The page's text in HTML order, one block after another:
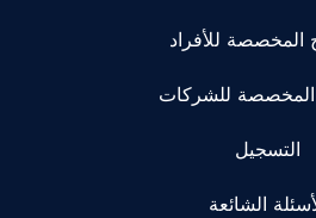
المخصصة للأفراد
المخصصة للشركات
التسجيل
الشائعة